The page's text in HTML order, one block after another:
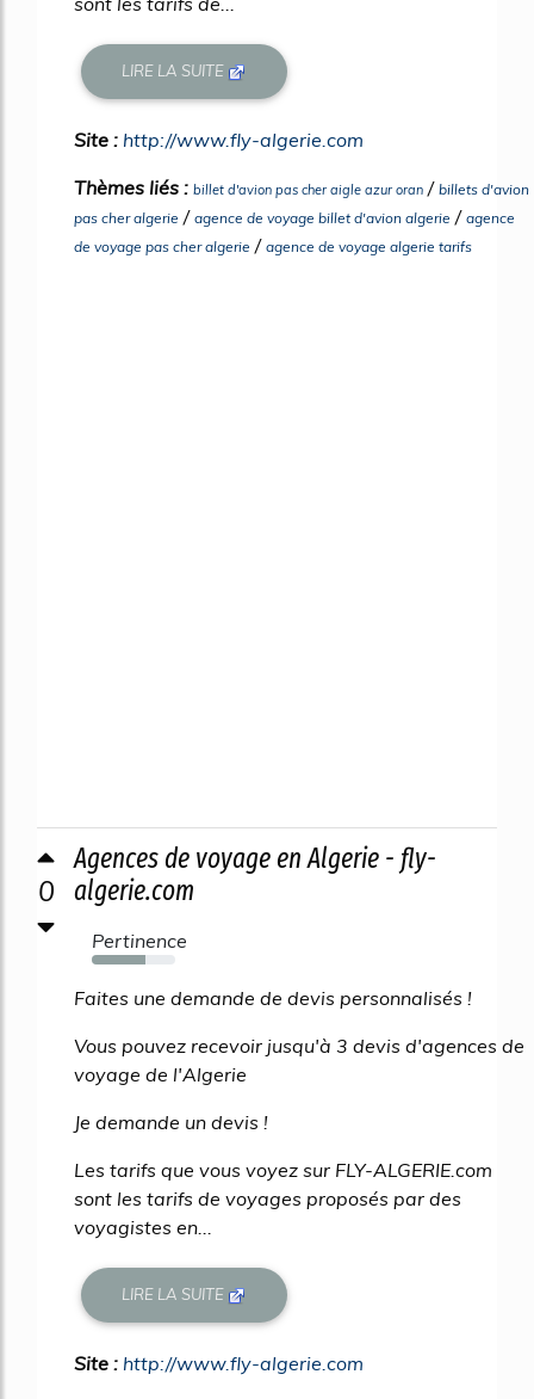
LIRE LA SUITE
Site : http://www.fly-algerie.com
Thèmes liés : billet d'avion pas cher aigle azur oran / billets d'avion
pas cher algerie / agence de voyage billet d'avion algerie / agence
de voyage pas cher algerie / agence de voyage algerie tarifs
0
Agences de voyage en Algerie - fly-
algerie.com
Pertinence
64%
Faites une demande de devis personnalisés !
Vous pouvez recevoir jusqu'à 3 devis d'agences de
voyage de l'Algerie
Je demande un devis !
Les tarifs que vous voyez sur FLY-ALGERIE.com
sont les tarifs de voyages proposés par des
voyagistes en...
LIRE LA SUITE
Site : http://www.fly-algerie.com